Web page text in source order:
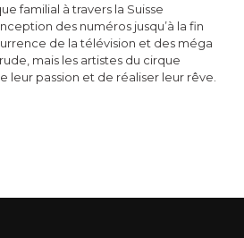
familial à travers la Suisse
des numéros jusqu’à la fin
de la télévision et des méga
mais les artistes du cirque
leur passion et de réaliser leur rêve.